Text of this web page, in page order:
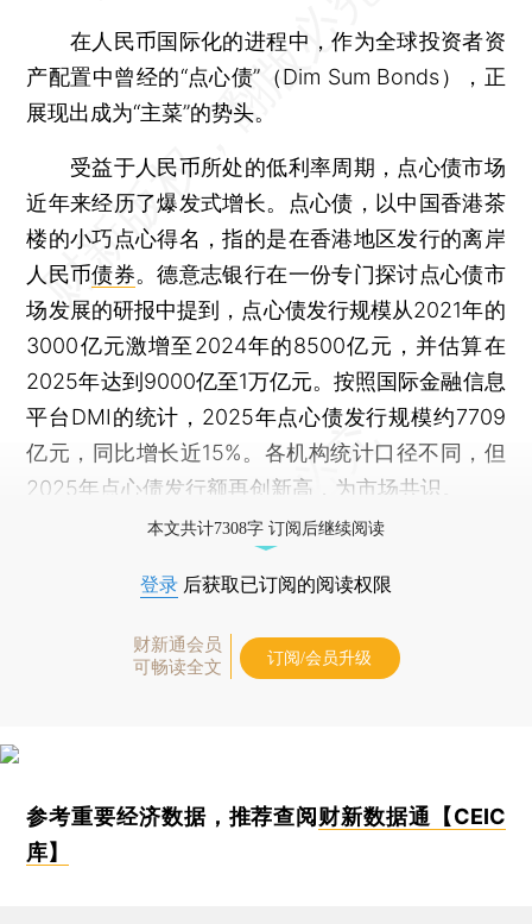
在人民币国际化的进程中，作为全球投资者资
产配置中曾经的“点心债”（Dim Sum Bonds），正
展现出成为“主菜”的势头。
受益于人民币所处的低利率周期，点心债市场
近年来经历了爆发式增长。点心债，以中国香港茶
楼的小巧点心得名，指的是在香港地区发行的离岸
人民币债券。德意志银行在一份专门探讨点心债市
场发展的研报中提到，点心债发行规模从2021年的
3000亿元激增至2024年的8500亿元，并估算在
2025年达到9000亿至1万亿元。按照国际金融信息
平台DMI的统计，2025年点心债发行规模约7709
亿元，同比增长近15%。各机构统计口径不同，但
2025年点心债发行额再创新高，为市场共识。
本文共计7308字 订阅后继续阅读
登录 后获取已订阅的阅读权限
财新通会员
可畅读全文
订阅/会员升级
参考重要经济数据，推荐查阅 财新数据通【CEIC
库】